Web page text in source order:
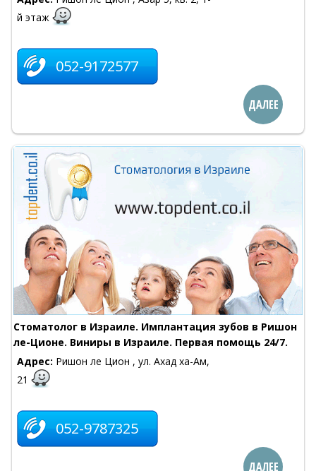
й этаж
052-9172577
ДАЛЕЕ
Стоматолог в Израиле. Имплантация зубов в Ришон
ле-Ционе. Виниры в Израиле. Первая помощь 24/7.
Адрес: Ришон ле Цион , ул. Ахад ха-Ам,
21
052-9787325
ДАЛЕЕ